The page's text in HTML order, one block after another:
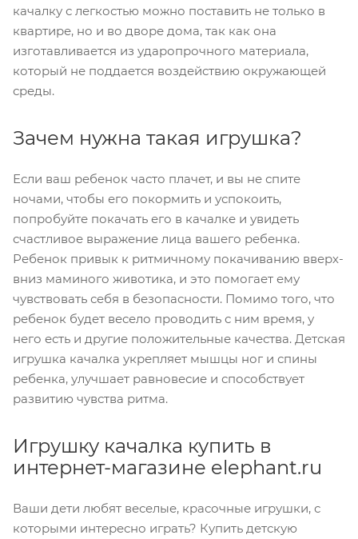
качалку с легкостью можно поставить не только в
квартире, но и во дворе дома, так как она
изготавливается из ударопрочного материала,
который не поддается воздействию окружающей
среды.
Зачем нужна такая игрушка?
Если ваш ребенок часто плачет, и вы не спите
ночами, чтобы его покормить и успокоить,
попробуйте покачать его в качалке и увидеть
счастливое выражение лица вашего ребенка.
Ребенок привык к ритмичному покачиванию вверх-
вниз маминого животика, и это помогает ему
чувствовать себя в безопасности. Помимо того, что
ребенок будет весело проводить с ним время, у
него есть и другие положительные качества. Детская
игрушка качалка укрепляет мышцы ног и спины
ребенка, улучшает равновесие и способствует
развитию чувства ритма.
Игрушку качалка купить в
интернет-магазине elephant.ru
Ваши дети любят веселые, красочные игрушки, с
которыми интересно играть? Купить детскую